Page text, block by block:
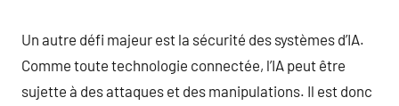
Un autre défi majeur est la sécurité des systèmes d’IA.
Comme toute technologie connectée, l’IA peut être
sujette à des attaques et des manipulations. Il est donc